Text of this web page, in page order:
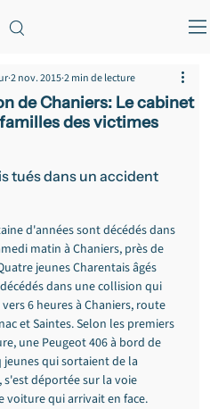
de Chaniers: Le cabinet
des victimes
2 nov. 20152 min de lecture
tués dans un accident
d'années sont décédés dans
matin à Chaniers, près de
jeunes Charentais âgés
dans une collision qui
6 heures à Chaniers, route
et Saintes. Selon les premiers
une Peugeot 406 à bord de
qui sortaient de la
s'est déportée sur la voie
voiture qui arrivait en face.